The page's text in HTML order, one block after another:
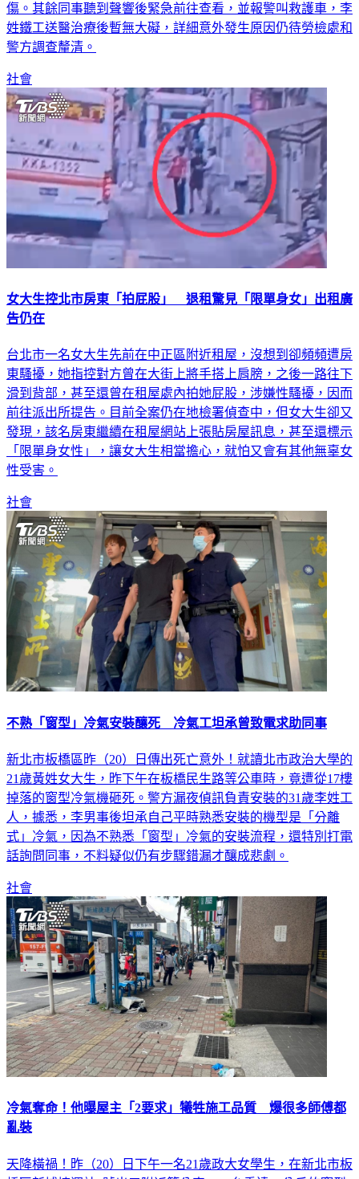
傷。其餘同事聽到聲響後緊急前往查看，並報警叫救護車，李
姓鐵工送醫治療後暫無大礙，詳細意外發生原因仍待勞檢處和
警方調查釐清。
社會
女大生控北市房東「拍屁股」 退租驚見「限單身女」出租廣
告仍在
台北市一名女大生先前在中正區附近租屋，沒想到卻頻頻遭房
東騷擾，她指控對方曾在大街上將手搭上肩膀，之後一路往下
滑到背部，甚至還曾在租屋處內拍她屁股，涉嫌性騷擾，因而
前往派出所提告。目前全案仍在地檢署偵查中，但女大生卻又
發現，該名房東繼續在租屋網站上張貼房屋訊息，甚至還標示
「限單身女性」，讓女大生相當擔心，就怕又會有其他無辜女
性受害。
社會
不熟「窗型」冷氣安裝釀死 冷氣工坦承曾致電求助同事
新北市板橋區昨（20）日傳出死亡意外！就讀北市政治大學的
21歲黃姓女大生，昨下午在板橋民生路等公車時，竟遭從17樓
掉落的窗型冷氣機砸死。警方漏夜偵訊負責安裝的31歲李姓工
人，據悉，李男事後坦承自己平時熟悉安裝的機型是「分離
式」冷氣，因為不熟悉「窗型」冷氣的安裝流程，還特別打電
話詢問同事，不料疑似仍有步驟錯漏才釀成悲劇。
社會
冷氣奪命！他曝屋主「2要求」犧牲施工品質 爆很多師傅都
亂裝
天降橫禍！昨（20）日下午一名21歲政大女學生，在新北市板